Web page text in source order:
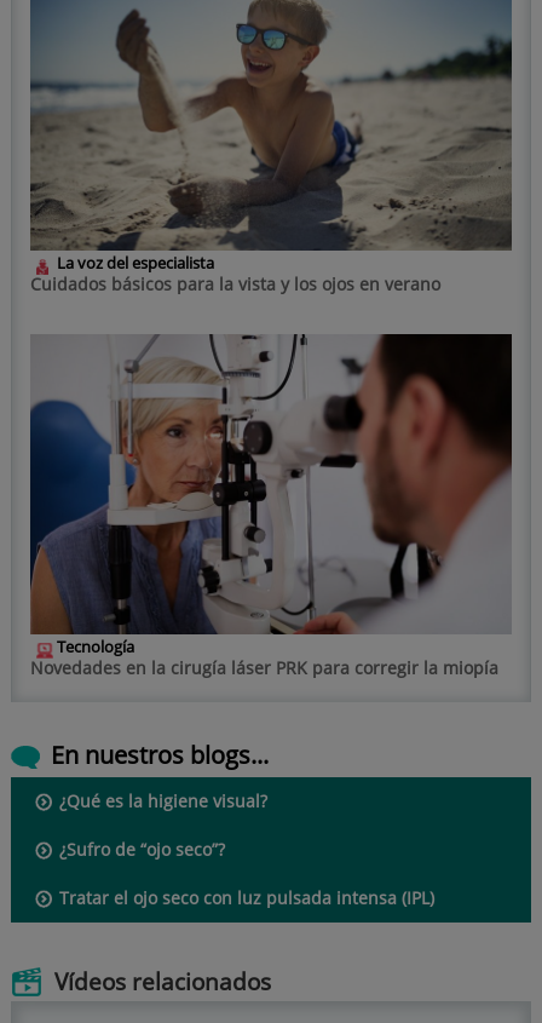
La voz del especialista
Cuidados básicos para la vista y los ojos en verano
Tecnología
Novedades en la cirugía láser PRK para corregir la miopía
En nuestros blogs...
¿Qué es la higiene visual?
¿Sufro de “ojo seco”?
Tratar el ojo seco con luz pulsada intensa (IPL)
Vídeos relacionados